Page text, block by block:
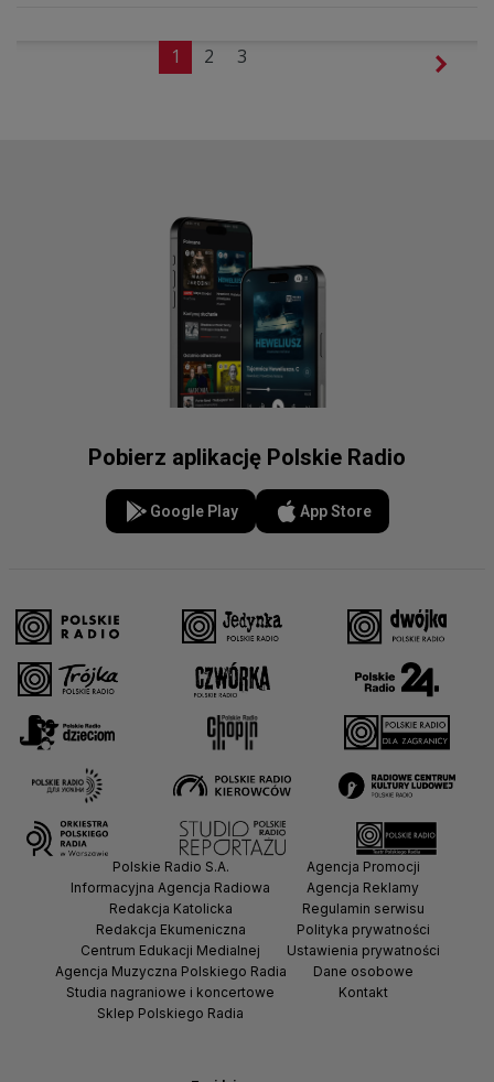
1 2 3
Pobierz aplikację Polskie Radio
Google Play App Store
Polskie Radio S.A.
Informacyjna Agencja Radiowa
Redakcja Katolicka
Redakcja Ekumeniczna
Centrum Edukacji Medialnej
Agencja Muzyczna Polskiego Radia
Studia nagraniowe i koncertowe
Sklep Polskiego Radia
Agencja Promocji
Agencja Reklamy
Regulamin serwisu
Polityka prywatności
Ustawienia prywatności
Dane osobowe
Kontakt